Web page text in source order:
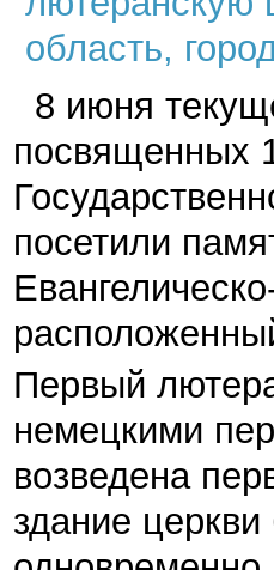
8 июня
посвященных
посетили
Первый
немецкими
возведена
здание